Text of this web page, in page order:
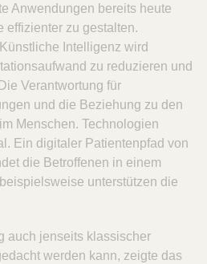
Anwendungen bereits heute
effizienter zu gestalten.
Intelligenz wird
zu reduzieren und
Verantwortung für
und die Beziehung zu den
Menschen. Technologien
Ein digitaler Patientenpfad von
die Betroffenen in einem
unterstützen die
auch jenseits klassischer
werden kann, zeigte das